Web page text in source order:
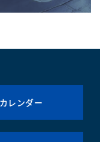
レンダー